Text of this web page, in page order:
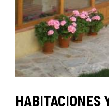
HABITACIONES